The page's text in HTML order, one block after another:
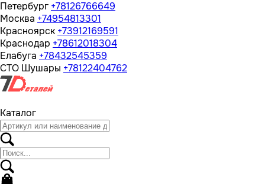
Петербург +78126766649
Москва +74954813301
Красноярск +73912169591
Краснодар +78612018304
Елабуга +78432545359
СТО Шушары +78122404762
Каталог